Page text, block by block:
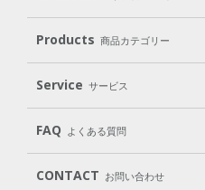
メッセージ ブランドスト
パッケージへのこだわ
Products 商品カテゴリー
Laundry
Cleaning
Body（ボディ） Hair（ヘア
Goods （グッズ）
Service サービス
User Guide
FAQ よくある質問
CONTACT お問い合わせ